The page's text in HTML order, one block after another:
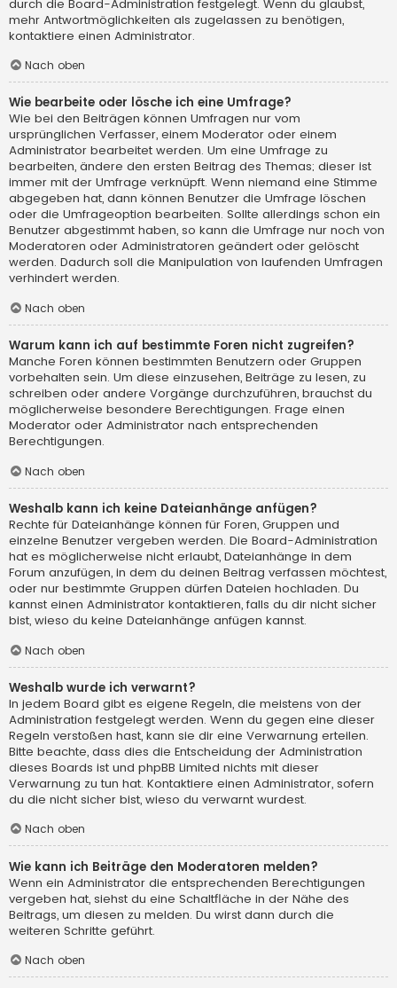
durch die Board-Administration festgelegt. Wenn du glaubst,
mehr Antwortmöglichkeiten als zugelassen zu benötigen,
kontaktiere einen Administrator.
Nach oben
Wie bearbeite oder lösche ich eine Umfrage?
Wie bei den Beiträgen können Umfragen nur vom
ursprünglichen Verfasser, einem Moderator oder einem
Administrator bearbeitet werden. Um eine Umfrage zu
bearbeiten, ändere den ersten Beitrag des Themas; dieser ist
immer mit der Umfrage verknüpft. Wenn niemand eine Stimme
abgegeben hat, dann können Benutzer die Umfrage löschen
oder die Umfrageoption bearbeiten. Sollte allerdings schon ein
Benutzer abgestimmt haben, so kann die Umfrage nur noch von
Moderatoren oder Administratoren geändert oder gelöscht
werden. Dadurch soll die Manipulation von laufenden Umfragen
verhindert werden.
Nach oben
Warum kann ich auf bestimmte Foren nicht zugreifen?
Manche Foren können bestimmten Benutzern oder Gruppen
vorbehalten sein. Um diese einzusehen, Beiträge zu lesen, zu
schreiben oder andere Vorgänge durchzuführen, brauchst du
möglicherweise besondere Berechtigungen. Frage einen
Moderator oder Administrator nach entsprechenden
Berechtigungen.
Nach oben
Weshalb kann ich keine Dateianhänge anfügen?
Rechte für Dateianhänge können für Foren, Gruppen und
einzelne Benutzer vergeben werden. Die Board-Administration
hat es möglicherweise nicht erlaubt, Dateianhänge in dem
Forum anzufügen, in dem du deinen Beitrag verfassen möchtest,
oder nur bestimmte Gruppen dürfen Dateien hochladen. Du
kannst einen Administrator kontaktieren, falls du dir nicht sicher
bist, wieso du keine Dateianhänge anfügen kannst.
Nach oben
Weshalb wurde ich verwarnt?
In jedem Board gibt es eigene Regeln, die meistens von der
Administration festgelegt werden. Wenn du gegen eine dieser
Regeln verstoßen hast, kann sie dir eine Verwarnung erteilen.
Bitte beachte, dass dies die Entscheidung der Administration
dieses Boards ist und phpBB Limited nichts mit dieser
Verwarnung zu tun hat. Kontaktiere einen Administrator, sofern
du die nicht sicher bist, wieso du verwarnt wurdest.
Nach oben
Wie kann ich Beiträge den Moderatoren melden?
Wenn ein Administrator die entsprechenden Berechtigungen
vergeben hat, siehst du eine Schaltfläche in der Nähe des
Beitrags, um diesen zu melden. Du wirst dann durch die
weiteren Schritte geführt.
Nach oben